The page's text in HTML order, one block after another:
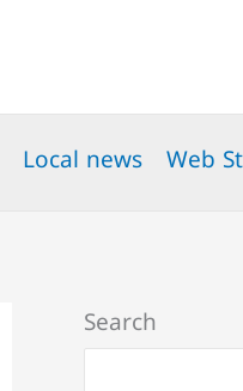
Local news Web
Search